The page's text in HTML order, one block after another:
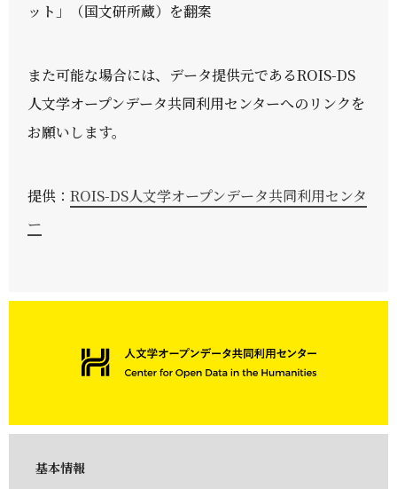
ット」（国文研所蔵）を翻案
また可能な場合には、データ提供元であるROIS-DS
人文学オープンデータ共同利用センターへのリンクを
お願いします。
提供：ROIS-DS人文学オープンデータ共同利用センタ
ー
基本情報